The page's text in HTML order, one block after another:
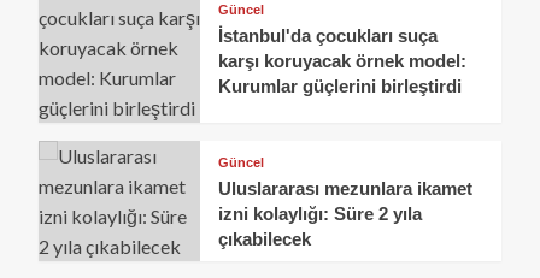
Güncel
İstanbul'da çocukları suça
karşı koruyacak örnek model:
Kurumlar güçlerini birleştirdi
Güncel
Uluslararası mezunlara ikamet
izni kolaylığı: Süre 2 yıla
çıkabilecek